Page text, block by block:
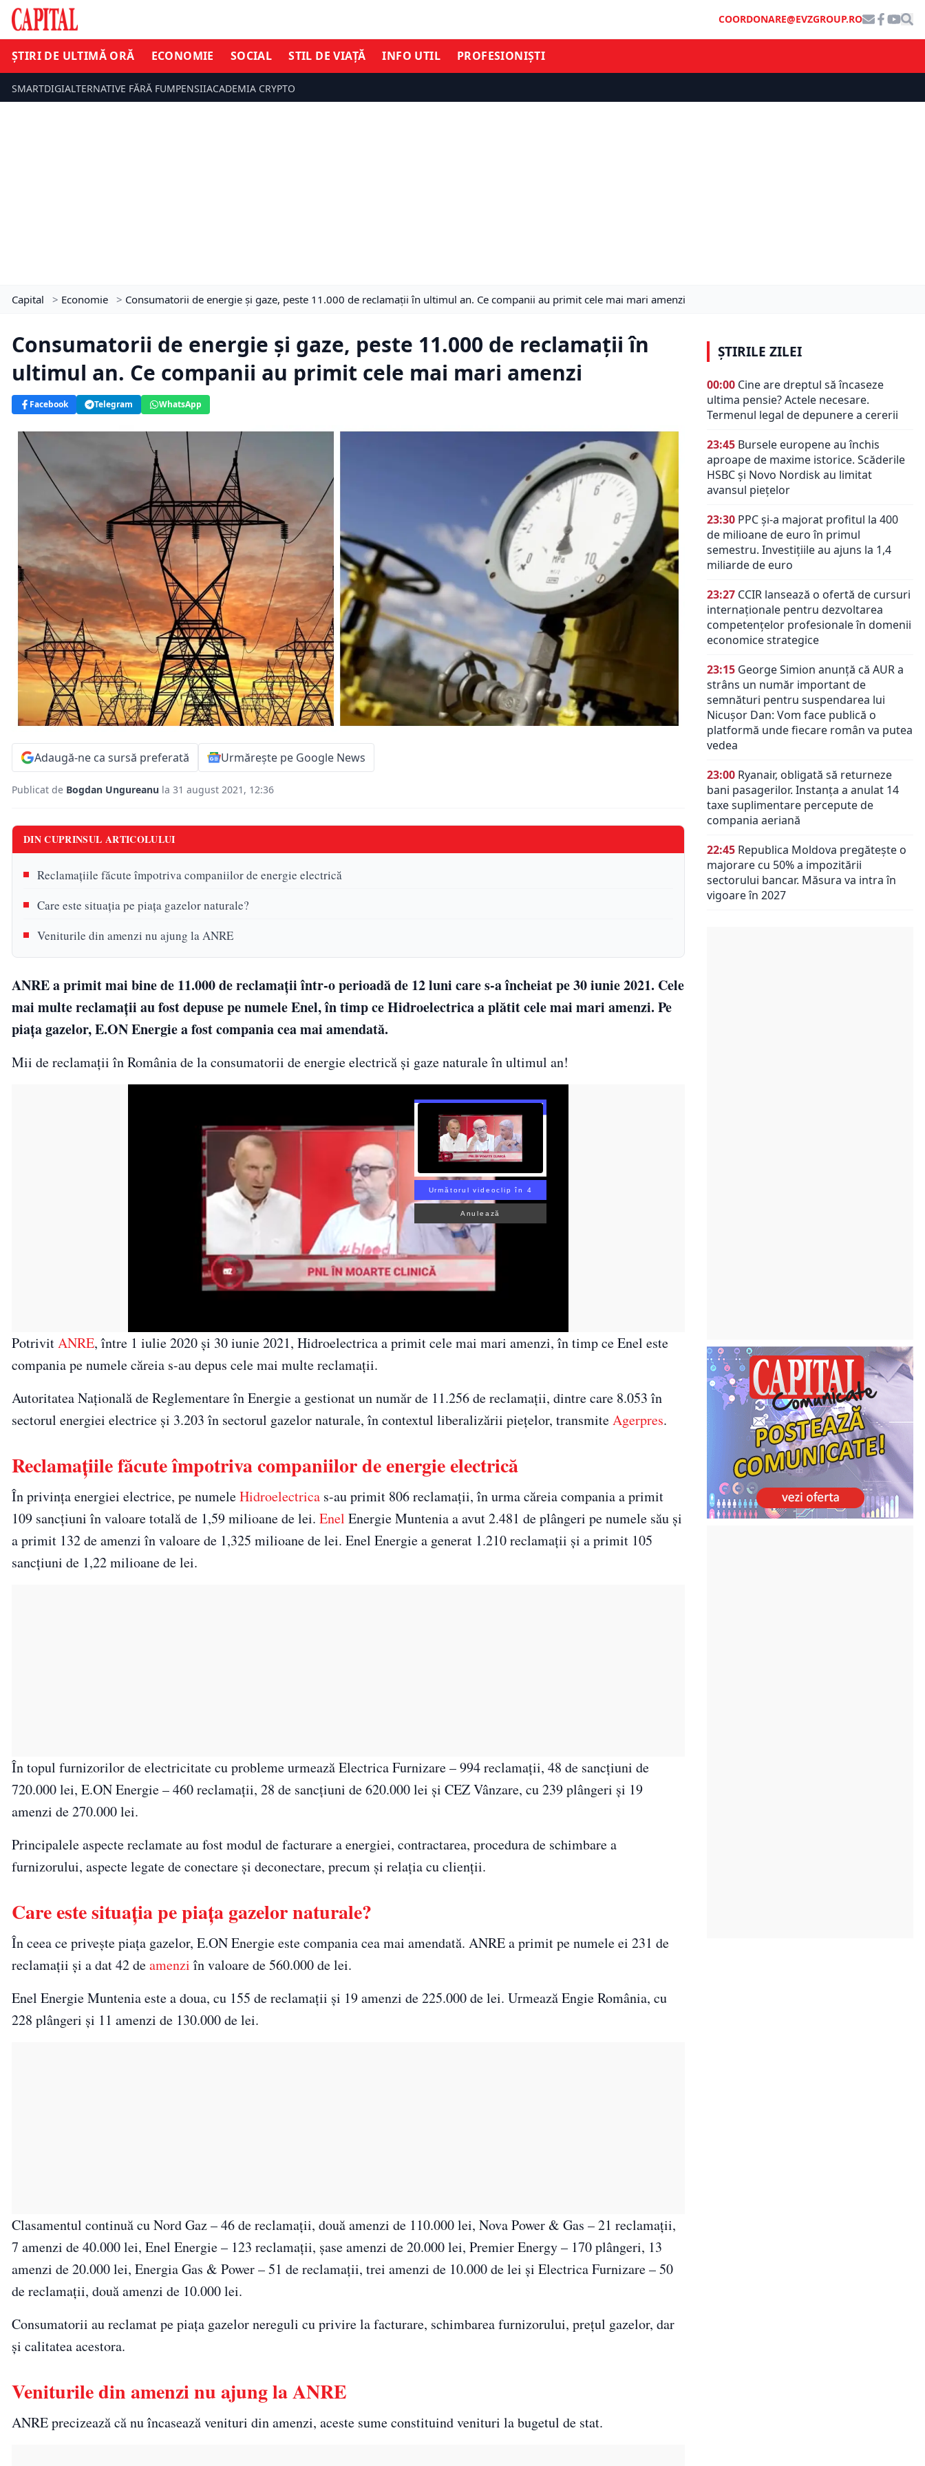
COORDONARE@EVZGROUP.RO
ȘTIRI DE ULTIMĂ ORĂ ECONOMIE SOCIAL STIL DE VIAȚĂ INFO UTIL PROFESIONIȘTI
SMARTDIGIALTERNATIVE FĂRĂ FUMPENSIIACADEMIA CRYPTO
Capital > Economie > Consumatorii de energie şi gaze, peste 11.000 de reclamaţii în ultimul an. Ce companii au primit cele mai mari amenzi
Consumatorii de energie şi gaze, peste 11.000 de reclamaţii în
ultimul an. Ce companii au primit cele mai mari amenzi
Facebook Telegram WhatsApp
Adaugă-ne ca sursă preferată Urmărește pe Google News
Publicat de Bogdan Ungureanu la 31 august 2021, 12:36
DIN CUPRINSUL ARTICOLULUI
Reclamaţiile făcute împotriva companiilor de energie electrică
Care este situaţia pe piaţa gazelor naturale?
Veniturile din amenzi nu ajung la ANRE
ANRE a primit mai bine de 11.000 de reclamaţii într-o perioadă de 12 luni care s-a încheiat pe 30 iunie 2021. Cele
mai multe reclamaţii au fost depuse pe numele Enel, în timp ce Hidroelectrica a plătit cele mai mari amenzi. Pe
piaţa gazelor, E.ON Energie a fost compania cea mai amendată.
Mii de reclamaţii în România de la consumatorii de energie electrică şi gaze naturale în ultimul an!
Următorul videoclip în 3
Anulează
PotrivitANRE, între 1 iulie 2020 şi 30 iunie 2021, Hidroelectrica a primit cele mai mari amenzi, în timp ce Enel este
compania pe numele căreia s-au depus cele mai multe reclamaţii.
Autoritatea Naţională de Reglementare în Energie a gestionat un număr de 11.256 de reclamaţii, dintre care 8.053 în
sectorul energiei electrice şi 3.203 în sectorul gazelor naturale, în contextul liberalizării pieţelor, transmiteAgerpres.
Reclamaţiile făcute împotriva companiilor de energie electrică
În privinţa energiei electrice, pe numeleHidroelectrica s-au primit 806 reclamaţii, în urma căreia compania a primit
109 sancţiuni în valoare totală de 1,59 milioane de lei. Enel Energie Muntenia a avut 2.481 de plângeri pe numele său şi
a primit 132 de amenzi în valoare de 1,325 milioane de lei. Enel Energie a generat 1.210 reclamaţii şi a primit 105
sancţiuni de 1,22 milioane de lei.
În topul furnizorilor de electricitate cu probleme urmează Electrica Furnizare – 994 reclamaţii, 48 de sancţiuni de
720.000 lei, E.ON Energie – 460 reclamaţii, 28 de sancţiuni de 620.000 lei şi CEZ Vânzare, cu 239 plângeri şi 19
amenzi de 270.000 lei.
Principalele aspecte reclamate au fost modul de facturare a energiei, contractarea, procedura de schimbare a
furnizorului, aspecte legate de conectare şi deconectare, precum şi relaţia cu clienţii.
Care este situaţia pe piaţa gazelor naturale?
În ceea ce priveşte piaţa gazelor, E.ON Energie este compania cea mai amendată. ANRE a primit pe numele ei 231 de
reclamaţii şi a dat 42 deamenziîn valoare de 560.000 de lei.
Enel Energie Muntenia este a doua, cu 155 de reclamaţii şi 19 amenzi de 225.000 de lei. Urmează Engie România, cu
228 plângeri şi 11 amenzi de 130.000 de lei.
Clasamentul continuă cu Nord Gaz – 46 de reclamaţii, două amenzi de 110.000 lei, Nova Power & Gas – 21 reclamaţii,
7 amenzi de 40.000 lei, Enel Energie – 123 reclamaţii, şase amenzi de 20.000 lei, Premier Energy – 170 plângeri, 13
amenzi de 20.000 lei, Energia Gas & Power – 51 de reclamaţii, trei amenzi de 10.000 de lei şi Electrica Furnizare – 50
de reclamaţii, două amenzi de 10.000 lei.
Consumatorii au reclamat pe piaţa gazelor nereguli cu privire la facturare, schimbarea furnizorului, preţul gazelor, dar
şi calitatea acestora.
Veniturile din amenzi nu ajung la ANRE
ANRE precizează că nu încasează venituri din amenzi, aceste sume constituind venituri la bugetul de stat.
ȘTIRILE ZILEI
00:00 Cine are dreptul să încaseze
ultima pensie? Actele necesare.
Termenul legal de depunere a cererii
23:45 Bursele europene au închis
aproape de maxime istorice. Scăderile
HSBC și Novo Nordisk au limitat
avansul piețelor
23:30 PPC și-a majorat profitul la 400
de milioane de euro în primul
semestru. Investițiile au ajuns la 1,4
miliarde de euro
23:27 CCIR lansează o ofertă de cursuri
internaționale pentru dezvoltarea
competențelor profesionale în domenii
economice strategice
23:15 George Simion anunță că AUR a
strâns un număr important de
semnături pentru suspendarea lui
Nicușor Dan: Vom face publică o
platformă unde fiecare român va putea
vedea
23:00 Ryanair, obligată să returneze
bani pasagerilor. Instanța a anulat 14
taxe suplimentare percepute de
compania aeriană
22:45 Republica Moldova pregătește o
majorare cu 50% a impozitării
sectorului bancar. Măsura va intra în
vigoare în 2027